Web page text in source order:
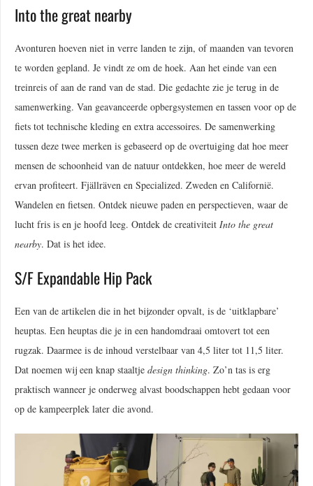
Into the great nearby
Avonturen hoeven niet in verre landen te zijn, of maanden van tevoren
te worden gepland. Je vindt ze om de hoek. Aan het einde van een
treinreis of aan de rand van de stad. Die gedachte zie je terug in de
samenwerking. Van geavanceerde opbergsystemen en tassen voor op de
fiets tot technische kleding en extra accessoires. De samenwerking
tussen deze twee merken is gebaseerd op de overtuiging dat hoe meer
mensen de schoonheid van de natuur ontdekken, hoe meer de wereld
ervan profiteert. Fjällräven en Specialized. Zweden en Californië.
Wandelen en fietsen. Ontdek nieuwe paden en perspectieven, waar de
lucht fris is en je hoofd leeg. Ontdek de creativiteit Into the great
nearby. Dat is het idee.
S/F Expandable Hip Pack
Een van de artikelen die in het bijzonder opvalt, is de ‘uitklapbare’
heuptas. Een heuptas die je in een handomdraai omtovert tot een
rugzak. Daarmee is de inhoud verstelbaar van 4,5 liter tot 11,5 liter.
Dat noemen wij een knap staaltje design thinking. Zo’n tas is erg
praktisch wanneer je onderweg alvast boodschappen hebt gedaan voor
op de kampeerplek later die avond.